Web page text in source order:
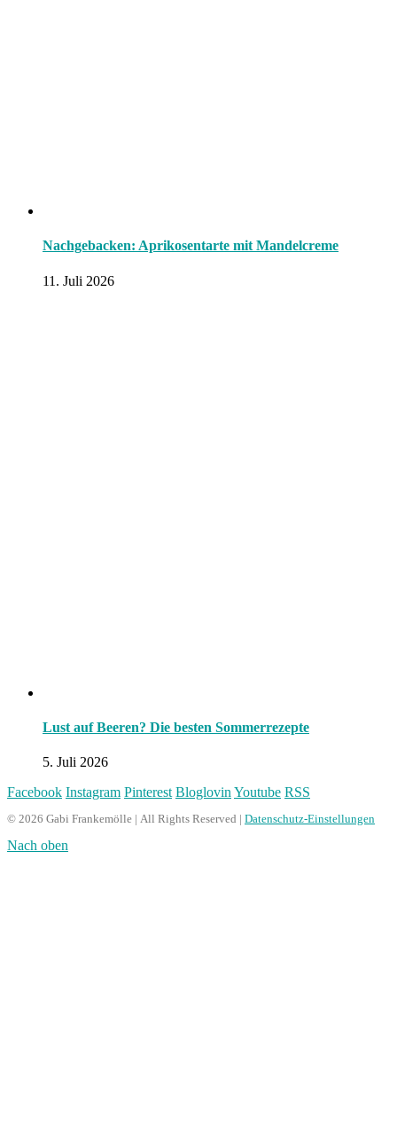
Nachgebacken: Aprikosentarte mit Mandelcreme
11. Juli 2026
Lust auf Beeren? Die besten Sommerrezepte
5. Juli 2026
Facebook Instagram Pinterest Bloglovin Youtube RSS
© 2026 Gabi Frankemölle | All Rights Reserved | Datenschutz-Einstellungen
Nach oben